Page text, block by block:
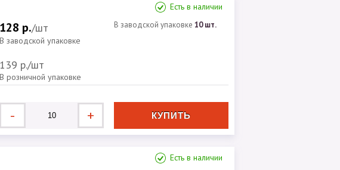
Есть в наличии
128 р./шт
В заводской упаковке
139 р./шт
В розничной упаковке
В заводской упаковке10 шт.
- +
Есть в наличии